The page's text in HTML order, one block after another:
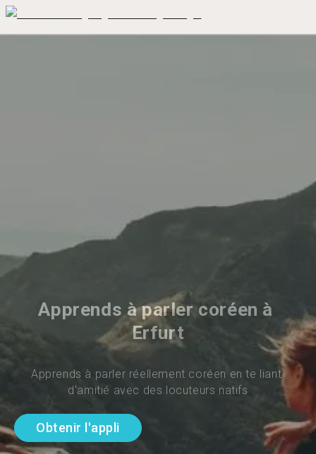
Apprends à parler coréen à
Erfurt
Apprends à parler réellement coréen en te liant
d'amitié avec des locuteurs natifs
Obtenir l'appli